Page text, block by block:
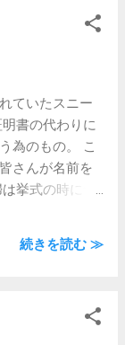
ていたスニー
書の代わりに
為のもの。 こ
さんが名前を
挙式の時にサ
が予め確保し
続きを読む ≫